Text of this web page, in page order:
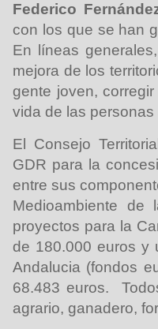
Federico
con los que se han
En líneas
mejora de los
gente joven,
vida de las
El
Consejo
GDR para la
entre sus
Medioambiente
proyectos para la
de 180.000 euros y
Andalucia (fondos
68.483 euros.
agrario, ganadero,